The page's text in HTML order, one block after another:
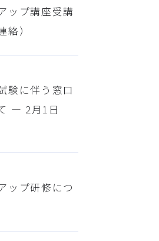
ップ講座受講
）
験に伴う窓口
― 2月1日
ップ研修につ